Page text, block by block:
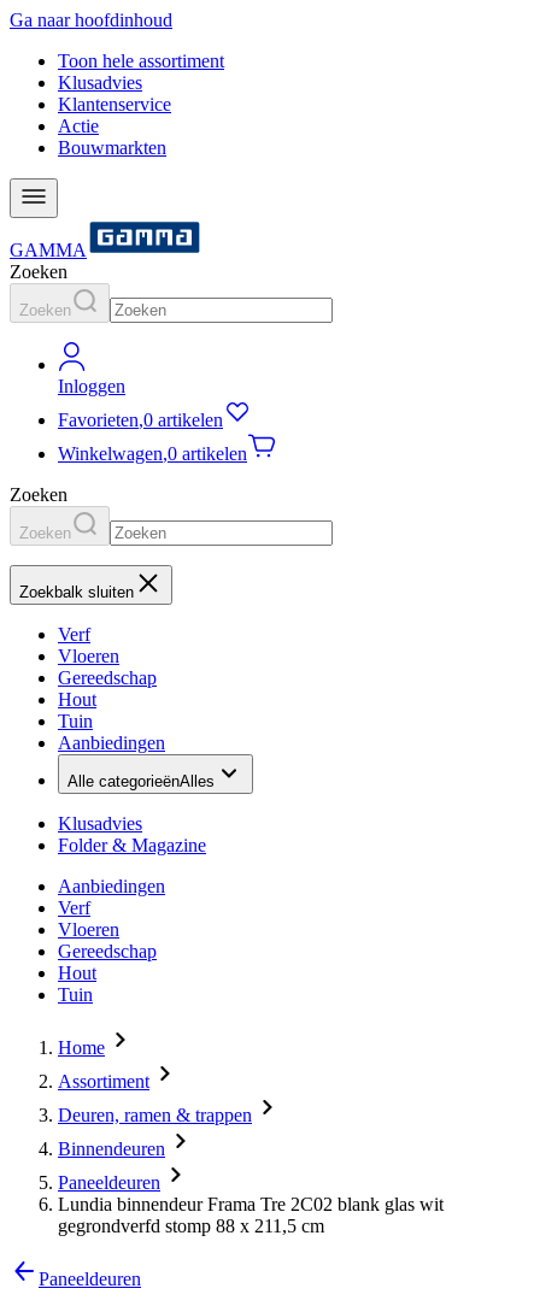
Ga naar hoofdinhoud
Toon hele assortiment
Klusadvies
Klantenservice
Actie
Bouwmarkten
GAMMA
Zoeken
Zoeken
Inloggen
Favorieten,0 artikelen
Winkelwagen,0 artikelen
Zoeken
Zoeken
Zoekbalk sluiten
Verf
Vloeren
Gereedschap
Hout
Tuin
Aanbiedingen
Alle categorieënAlles
Klusadvies
Folder & Magazine
Aanbiedingen
Verf
Vloeren
Gereedschap
Hout
Tuin
Home
Assortiment
Deuren, ramen & trappen
Binnendeuren
Paneeldeuren
Lundia binnendeur Frama Tre 2C02 blank glas wit
gegrondverfd stomp 88 x 211,5 cm
Paneeldeuren